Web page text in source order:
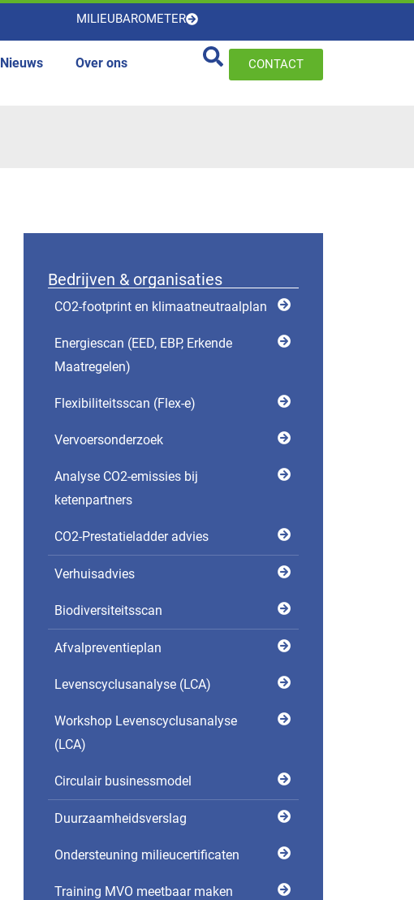
MILIEUBAROMETER
Nieuws Over ons CONTACT
Bedrijven & organisaties
CO2-footprint en klimaatneutraalplan
Energiescan (EED, EBP, Erkende
Maatregelen)
Flexibili­teits­scan (Flex-e)
Vervoersonderzoek
Analyse CO2-emissies bij
ketenpartners
CO2-Prestatieladder advies
Verhuisadvies
Biodiversiteits­­scan
Afvalpreventieplan
Levens­cyclus­analyse (LCA)
Workshop Levenscyclusanalyse
(LCA)
Circulair businessmodel
Duurzaamheidsverslag
Ondersteuning milieucertificaten
Training MVO meetbaar maken